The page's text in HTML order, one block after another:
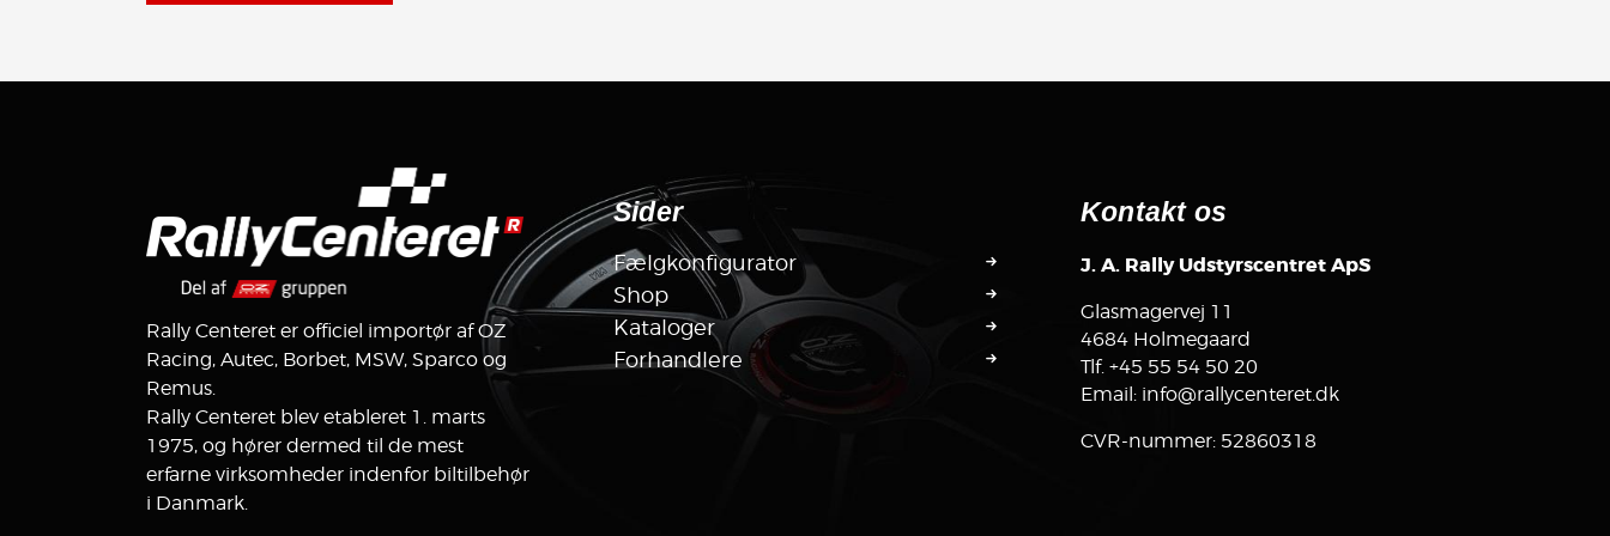
Rally Centeret er officiel importør af OZ
Racing, Autec, Borbet, MSW, Sparco og
Remus.
Rally Centeret blev etableret 1. marts
1975, og hører dermed til de mest
erfarne virksomheder indenfor biltilbehør
i Danmark.
Sider
Fælgkonfigurator
Shop
Kataloger
Forhandlere
Kontakt os
J. A. Rally Udstyrscentret ApS
Glasmagervej 11
4684 Holmegaard
Tlf. +45 55 54 50 20
Email: info@rallycenteret.dk
CVR-nummer: 52860318